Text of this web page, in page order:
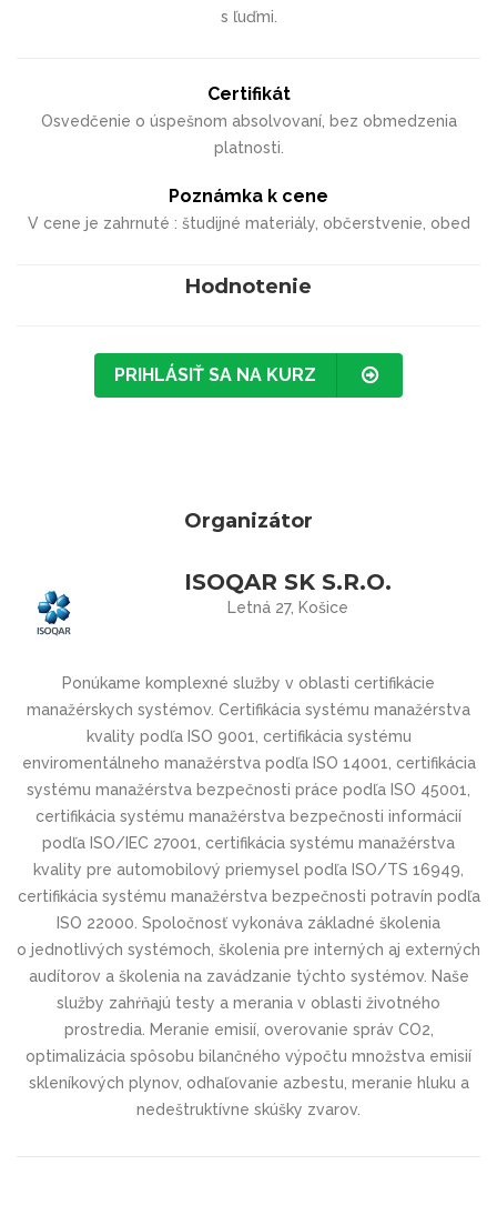
s ľuďmi.
Certifikát
Osvedčenie o úspešnom absolvovaní, bez obmedzenia
platnosti.
Poznámka k cene
V cene je zahrnuté : študijné materiály, občerstvenie, obed
Hodnotenie
PRIHLÁSIŤ SA NA KURZ
Organizátor
ISOQAR SK S.R.O.
Letná 27, Košice
Ponúkame komplexné služby v oblasti certifikácie
manažérskych systémov. Certifikácia systému manažérstva
kvality podľa ISO 9001, certifikácia systému
enviromentálneho manažérstva podľa ISO 14001, certifikácia
systému manažérstva bezpečnosti práce podľa ISO 45001,
certifikácia systému manažérstva bezpečnosti informácií
podľa ISO/IEC 27001, certifikácia systému manažérstva
kvality pre automobilový priemysel podľa ISO/TS 16949,
certifikácia systému manažérstva bezpečnosti potravín podľa
ISO 22000. Spoločnosť vykonáva základné školenia
o jednotlivých systémoch, školenia pre interných aj externých
audítorov a školenia na zavádzanie týchto systémov. Naše
služby zahŕňajú testy a merania v oblasti životného
prostredia. Meranie emisií, overovanie správ CO2,
optimalizácia spôsobu bilančného výpočtu množstva emisií
skleníkových plynov, odhaľovanie azbestu, meranie hluku a
nedeštruktívne skúšky zvarov.